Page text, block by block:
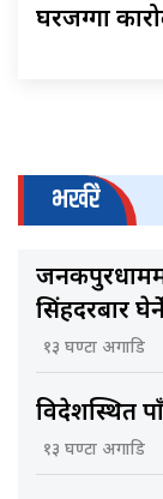
घरजग्गा
भर्खरै
सिंहदरबार
१३ घण्टा अगाडि
विदेशस्थित
१३ घण्टा अगाडि